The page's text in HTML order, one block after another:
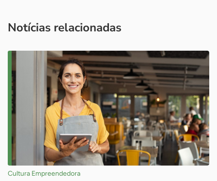
Notícias relacionadas
Cultura Empreendedora